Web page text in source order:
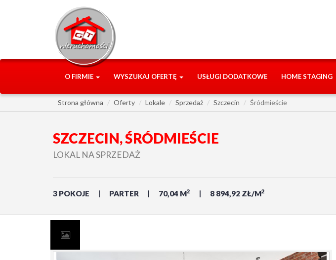
O FIRMIE WYSZUKAJ OFERTĘ USŁUGI DODATKOWE HOME STAGING
Strona główna Oferty Lokale Sprzedaż Szczecin Śródmieście
SZCZECIN, ŚRÓDMIEŚCIE
LOKAL NA SPRZEDAŻ
3 POKOJE PARTER 70,04 M2 8 894,92 ZŁ/M2